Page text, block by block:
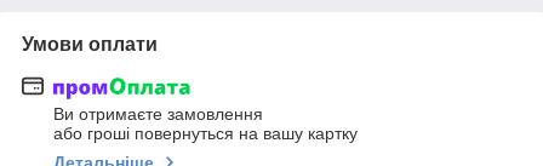
Умови оплати
Ви отримаєте замовлення
або гроші повернуться на вашу картку